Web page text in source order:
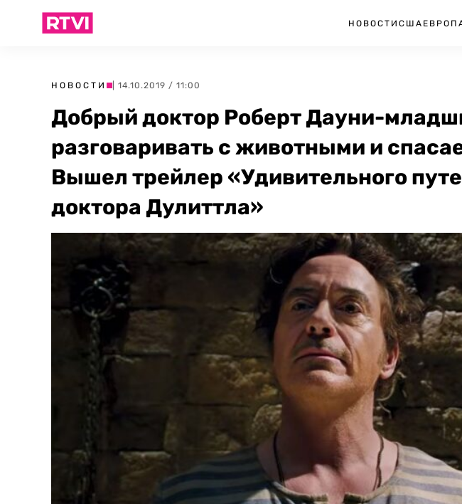
НОВОСТИ США
НОВОСТИ | 14.10.2019 / 11:00
Добрый доктор Роберт Дауни-
разговаривать с животными и
Вышел трейлер «Удивительного
доктора Дулиттла»